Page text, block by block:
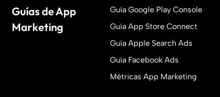
Guías de App
Marketing
Guía Google Play Console
Guía App Store Connect
Guía Apple Search Ads
Guía Facebook Ads
Métricas App Marketing